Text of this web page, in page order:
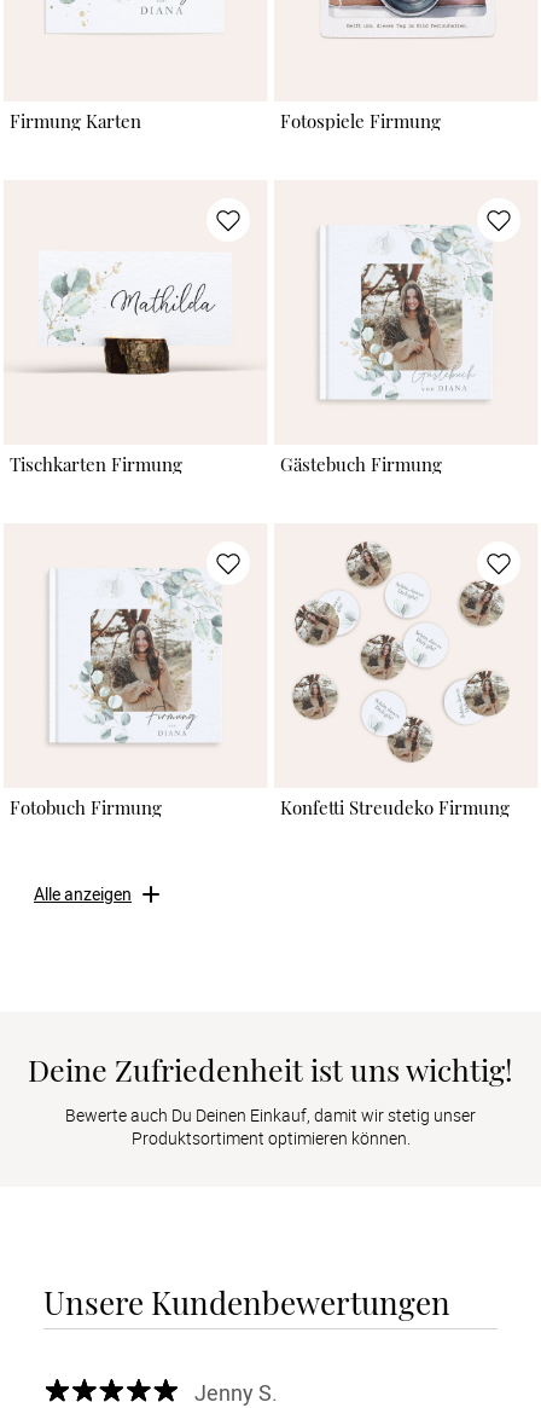
Firmung Karten Fotospiele Firmung
Tischkarten Firmung Gästebuch Firmung
Fotobuch Firmung Konfetti Streudeko Firmung
Alle anzeigen
Deine Zufriedenheit ist uns wichtig!
Bewerte auch Du Deinen Einkauf, damit wir stetig unser
Produktsortiment optimieren können.
Unsere Kundenbewertungen
Jenny S.